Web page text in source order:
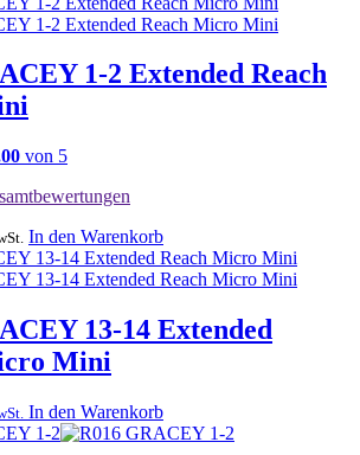
1-2 Extended Reach
von 5
In den Warenkorb
13-14 Extended
Mini
In den Warenkorb